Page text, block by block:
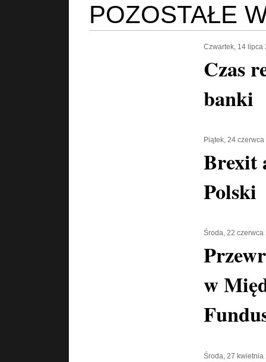
POZOSTAŁE
Czwartek, 14 lipca
Czas
banki
Piątek, 24
Brexit
Polski
Środa, 22 czerwca
w
Środa, 27 kwietnia